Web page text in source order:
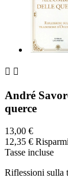
 
André
querce
13,00 €
12,35 €
Tasse incluse
Riflessioni sulla